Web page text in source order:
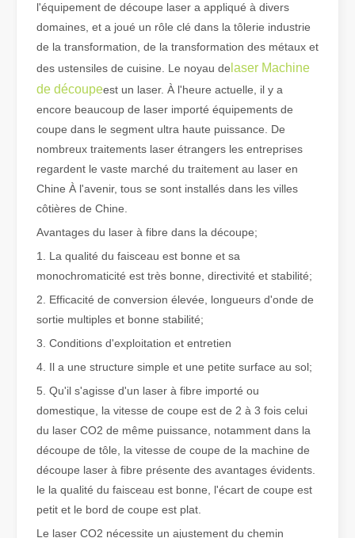
Qu'est-ce que la découpe laser de tubes ?
Comment choisir votre partenaire de travail : machine de découpe laser
La découpe laser du métal est une méthode de précision
l'équipement de découpe laser a appliqué à divers
domaines, et a joué un rôle clé dans la tôlerie industrie
de la transformation, de la transformation des métaux et
des ustensiles de cuisine. Le noyau de laser Machine
de découpeest un laser. À l'heure actuelle, il y a
encore beaucoup de laser importé équipements de
coupe dans le segment ultra haute puissance. De
nombreux traitements laser étrangers les entreprises
regardent le vaste marché du traitement au laser en
Chine À l'avenir, tous se sont installés dans les villes
côtières de Chine.
Avantages du laser à fibre dans la découpe;
1. La qualité du faisceau est bonne et sa
monochromaticité est très bonne, directivité et stabilité;
2. Efficacité de conversion élevée, longueurs d'onde de
sortie multiples et bonne stabilité;
3. Conditions d'exploitation et entretien
4. Il a une structure simple et une petite surface au sol;
5. Qu'il s'agisse d'un laser à fibre importé ou
domestique, la vitesse de coupe est de 2 à 3 fois celui
du laser CO2 de même puissance, notamment dans la
découpe de tôle, la vitesse de coupe de la machine de
découpe laser à fibre présente des avantages évidents.
le la qualité du faisceau est bonne, l'écart de coupe est
petit et le bord de coupe est plat.
Le laser CO2 nécessite un ajustement du chemin